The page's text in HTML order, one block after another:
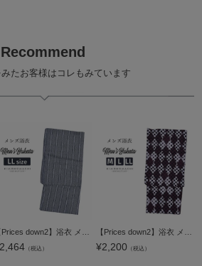
Recommend
みたお客様はコレもみています
2,464 （税込） ¥2,200 （税込）